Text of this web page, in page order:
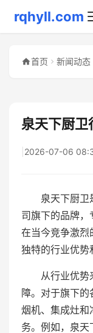
rqhyll.com
首页 新闻动态
泉天下厨卫
2026-07-06
泉天下厨卫
司旗下的品牌，
在当今竞争激烈
独特的行业优势
从行业优势
障。对于旗下
烟机、集成灶和
务。例如，泉